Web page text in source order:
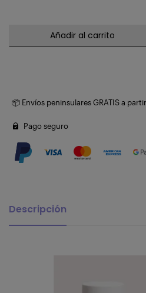
Añadir al carrito
📦 Envíos peninsulares GRATIS a
Pago seguro
Descripción